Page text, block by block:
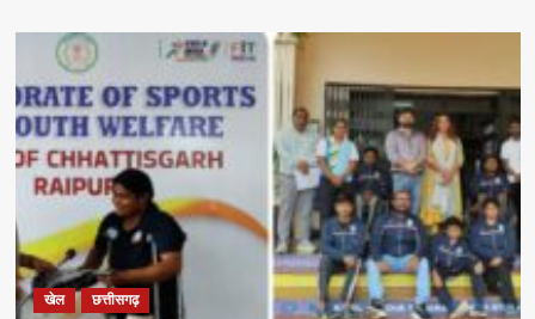
खेल छत्तीसगढ़